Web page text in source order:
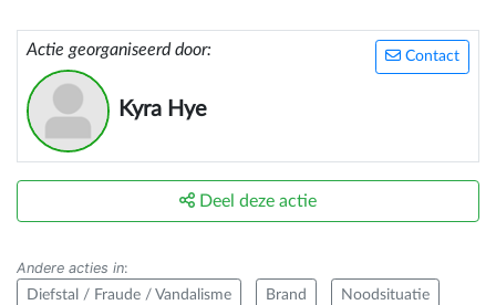
Contact
Actie georganiseerd door:
Kyra Hye
Deel deze actie
Andere acties in:
Diefstal / Fraude / Vandalisme Brand Noodsituatie